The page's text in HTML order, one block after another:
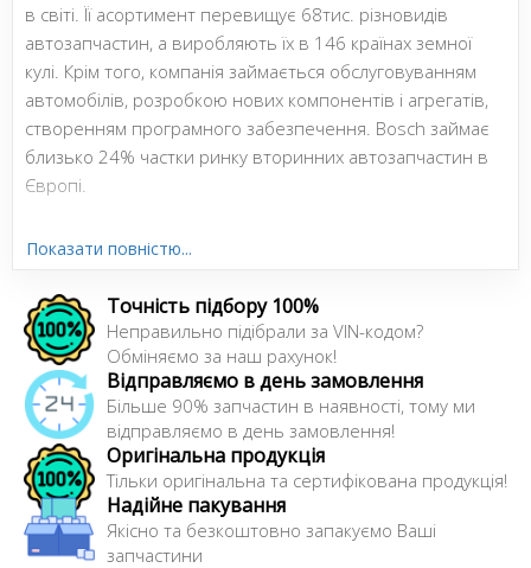
в світі. Її асортимент перевищує 68тис. різновидів
автозапчастин, а виробляють їх в 146 країнах земної
кулі. Крім того, компанія займається обслуговуванням
автомобілів, розробкою нових компонентів і агрегатів,
створенням програмного забезпечення. Bosch займає
близько 24% частки ринку вторинних автозапчастин в
Європі.
Усі запчастини BOSCH →
Показати повністю...
Точність підбору 100%
Неправильно підібрали за VIN-кодом?
Обміняємо за наш рахунок!
Відправляємо в день замовлення
Більше 90% запчастин в наявності, тому ми
відправляємо в день замовлення!
Оригінальна продукція
Тільки оригінальна та сертифікована продукція!
Надійне пакування
Якісно та безкоштовно запакуємо Ваші
запчастини